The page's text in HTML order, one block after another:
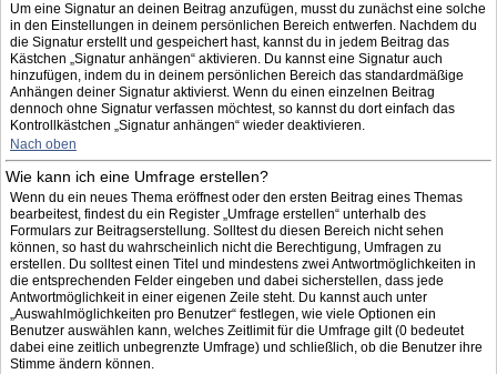
Um eine Signatur an deinen Beitrag anzufügen, musst du zunächst eine solche
in den Einstellungen in deinem persönlichen Bereich entwerfen. Nachdem du
die Signatur erstellt und gespeichert hast, kannst du in jedem Beitrag das
Kästchen „Signatur anhängen“ aktivieren. Du kannst eine Signatur auch
hinzufügen, indem du in deinem persönlichen Bereich das standardmäßige
Anhängen deiner Signatur aktivierst. Wenn du einen einzelnen Beitrag
dennoch ohne Signatur verfassen möchtest, so kannst du dort einfach das
Kontrollkästchen „Signatur anhängen“ wieder deaktivieren.
Nach oben
Wie kann ich eine Umfrage erstellen?
Wenn du ein neues Thema eröffnest oder den ersten Beitrag eines Themas
bearbeitest, findest du ein Register „Umfrage erstellen“ unterhalb des
Formulars zur Beitragserstellung. Solltest du diesen Bereich nicht sehen
können, so hast du wahrscheinlich nicht die Berechtigung, Umfragen zu
erstellen. Du solltest einen Titel und mindestens zwei Antwortmöglichkeiten in
die entsprechenden Felder eingeben und dabei sicherstellen, dass jede
Antwortmöglichkeit in einer eigenen Zeile steht. Du kannst auch unter
„Auswahlmöglichkeiten pro Benutzer“ festlegen, wie viele Optionen ein
Benutzer auswählen kann, welches Zeitlimit für die Umfrage gilt (0 bedeutet
dabei eine zeitlich unbegrenzte Umfrage) und schließlich, ob die Benutzer ihre
Stimme ändern können.